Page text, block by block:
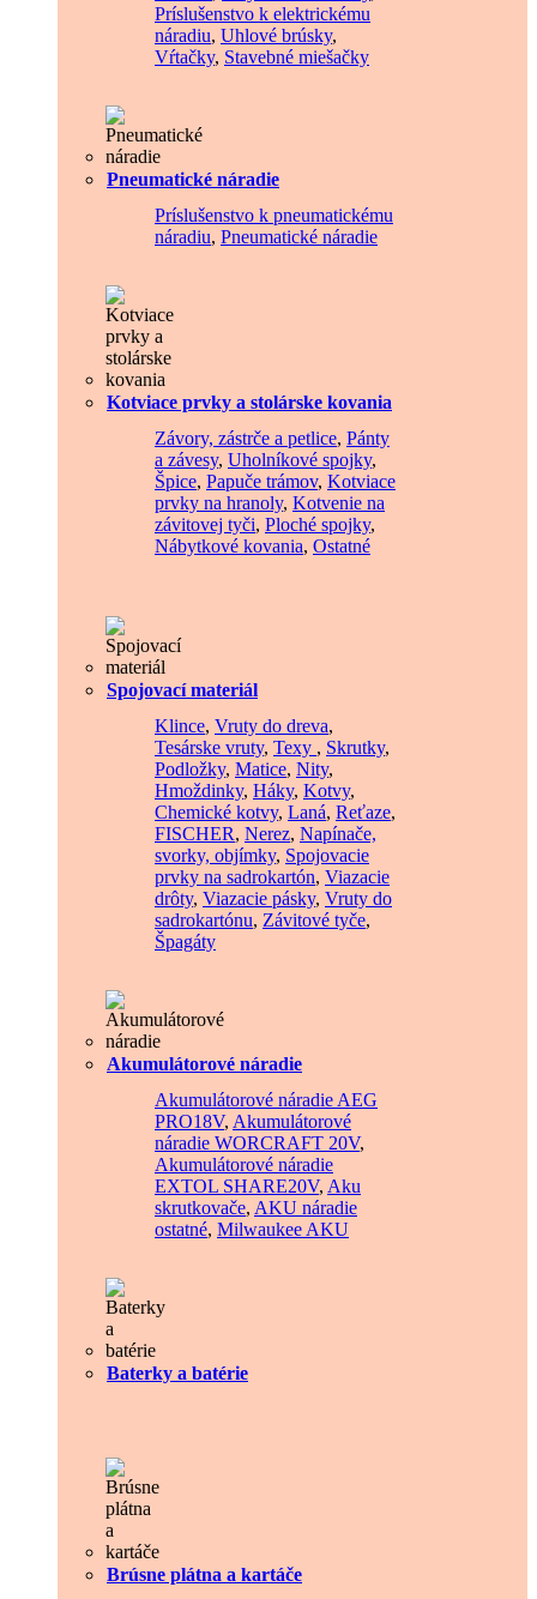
Príslušenstvo k elektrickému
náradiu, Uhlové brúsky,
Vŕtačky, Stavebné miešačky
Pneumatické náradie
Príslušenstvo k pneumatickému
náradiu, Pneumatické náradie
Kotviace prvky a stolárske kovania
Závory, zástrče a petlice, Pánty
a závesy, Uholníkové spojky,
Špice, Papuče trámov, Kotviace
prvky na hranoly, Kotvenie na
závitovej tyči, Ploché spojky,
Nábytkové kovania, Ostatné
Spojovací materiál
Klince, Vruty do dreva,
Tesárske vruty, Texy , Skrutky,
Podložky, Matice, Nity,
Hmoždinky, Háky, Kotvy,
Chemické kotvy, Laná, Reťaze,
FISCHER, Nerez, Napínače,
svorky, objímky, Spojovacie
prvky na sadrokartón, Viazacie
drôty, Viazacie pásky, Vruty do
sadrokartónu, Závitové tyče,
Špagáty
Akumulátorové náradie
Akumulátorové náradie AEG
PRO18V, Akumulátorové
náradie WORCRAFT 20V,
Akumulátorové náradie
EXTOL SHARE20V, Aku
skrutkovače, AKU náradie
ostatné, Milwaukee AKU
Baterky a batérie
Brúsne plátna a kartáče